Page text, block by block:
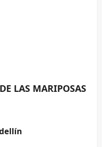
LAS MARIPOSAS